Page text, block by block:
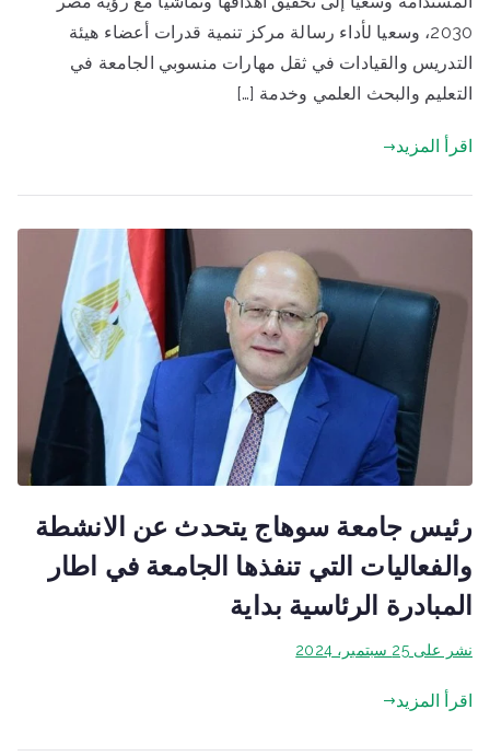
2030، وسعيا لأداء رسالة مركز تنمية قدرات أعضاء هيئة
التدريس والقيادات في ثقل مهارات منسوبي الجامعة في
التعليم والبحث العلمي وخدمة […]
اقرأ المزيد
رئيس جامعة سوهاج يتحدث عن الانشطة
والفعاليات التي تنفذها الجامعة في اطار
المبادرة الرئاسية بداية
نشر على25 سبتمبر، 2024
اقرأ المزيد